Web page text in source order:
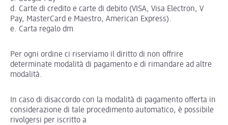
d. Carte di credito e carte di debito (VISA, Visa Electron, V
Pay, MasterCard e Maestro, American Express).
e. Carta regalo dm
Per ogni ordine ci riserviamo il diritto di non offrire
determinate modalità di pagamento e di rimandare ad altre
modalità.
In caso di disaccordo con la modalità di pagamento offerta in
considerazione di tale procedimento automatico, è possibile
rivolgersi per iscritto a